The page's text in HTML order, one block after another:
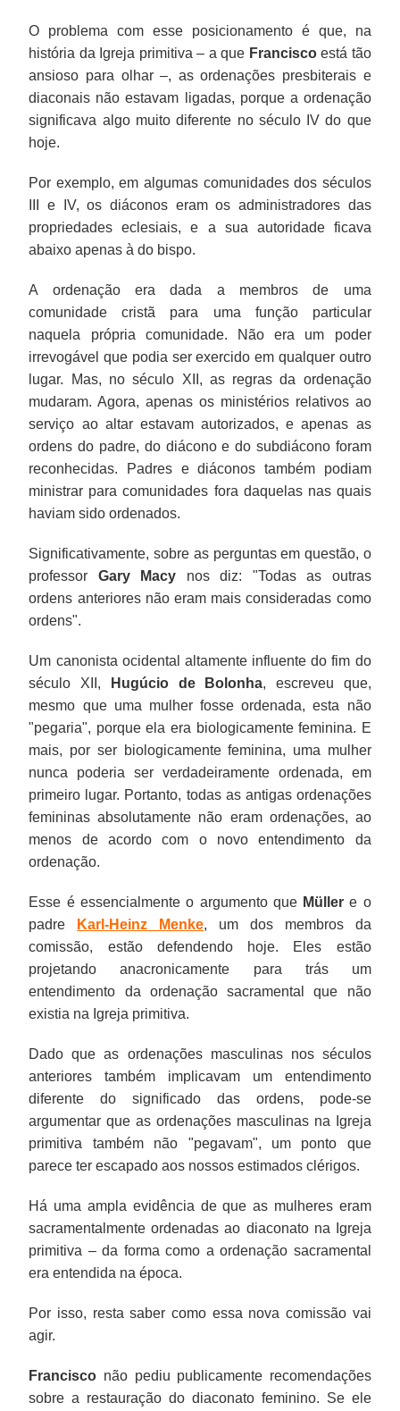
O problema com esse posicionamento é que, na
história da Igreja primitiva – a que Franciscoestá tão
ansioso para olhar –, as ordenações presbiterais e
diaconais não estavam ligadas, porque a ordenação
significava algo muito diferente no século IV do que
hoje.
Por exemplo, em algumas comunidades dos séculos
III e IV, os diáconos eram os administradores das
propriedades eclesiais, e a sua autoridade ficava
abaixo apenas à do bispo.
A ordenação era dada a membros de uma
comunidade cristã para uma função particular
naquela própria comunidade. Não era um poder
irrevogável que podia ser exercido em qualquer outro
lugar. Mas, no século XII, as regras da ordenação
mudaram. Agora, apenas os ministérios relativos ao
serviço ao altar estavam autorizados, e apenas as
ordens do padre, do diácono e do subdiácono foram
reconhecidas. Padres e diáconos também podiam
ministrar para comunidades fora daquelas nas quais
haviam sido ordenados.
Significativamente, sobre as perguntas em questão, o
professor Gary Macy nos diz: "Todas as outras
ordens anteriores não eram mais consideradas como
ordens".
Um canonista ocidental altamente influente do fim do
século XII,
Hugúcio de Bolonha, escreveu que,
mesmo que uma mulher fosse ordenada, esta não
"pegaria", porque ela era biologicamente feminina. E
mais, por ser biologicamente feminina, uma mulher
nunca poderia ser verdadeiramente ordenada, em
primeiro lugar. Portanto, todas as antigas ordenações
femininas absolutamente não eram ordenações, ao
menos de acordo com o novo entendimento da
ordenação.
Esse é essencialmente o argumento que Müller e o
padre
Karl-Heinz Menke, um dos membros da
comissão, estão defendendo hoje. Eles estão
projetando anacronicamente para trás um
entendimento da ordenação sacramental que não
existia na Igreja primitiva.
Dado que as ordenações masculinas nos séculos
anteriores também implicavam um entendimento
diferente do significado das ordens, pode-se
argumentar que as ordenações masculinas na Igreja
primitiva também não "pegavam", um ponto que
parece ter escapado aos nossos estimados clérigos.
Há uma ampla evidência de que as mulheres eram
sacramentalmente ordenadas ao diaconato na Igreja
primitiva – da forma como a ordenação sacramental
era entendida na época.
Por isso, resta saber como essa nova comissão vai
agir.
Francisco não pediu publicamente recomendações
sobre a restauração do diaconato feminino. Se ele